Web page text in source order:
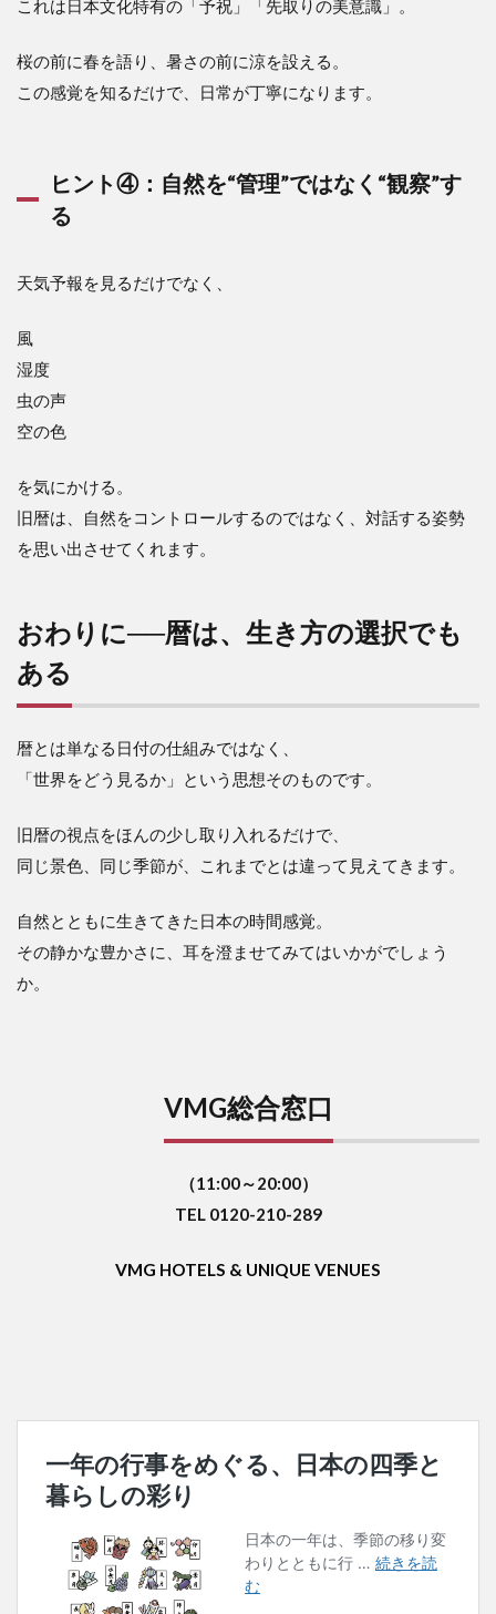
これは日本文化特有の「予祝」「先取りの美意識」。
桜の前に春を語り、暑さの前に涼を設える。
この感覚を知るだけで、日常が丁寧になります。
ヒント④：自然を“管理”ではなく“観察”す
る
天気予報を見るだけでなく、
風
湿度
虫の声
空の色
を気にかける。
旧暦は、自然をコントロールするのではなく、対話する姿勢
を思い出させてくれます。
おわりに──暦は、生き方の選択でも
ある
暦とは単なる日付の仕組みではなく、
「世界をどう見るか」という思想そのものです。
旧暦の視点をほんの少し取り入れるだけで、
同じ景色、同じ季節が、これまでとは違って見えてきます。
自然とともに生きてきた日本の時間感覚。
その静かな豊かさに、耳を澄ませてみてはいかがでしょう
か。
VMG総合窓口
（11:00～20:00）
TEL 0120-210-289
VMG HOTELS & UNIQUE VENUES